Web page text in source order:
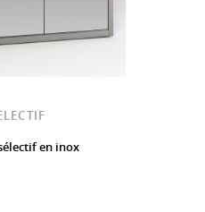
en inox